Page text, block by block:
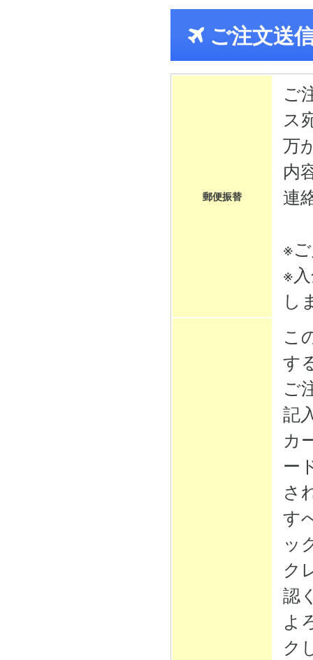
ご注文送
郵便振替
ご
ス
万
内
連
※
※
し
こ
す
ご
記
カ
ー
さ
す
ッ
ク
認
よ
ク